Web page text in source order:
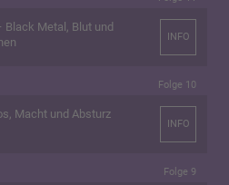
Black Metal, Blut und
INFO
Folge 10
Macht und Absturz
INFO
Folge 9